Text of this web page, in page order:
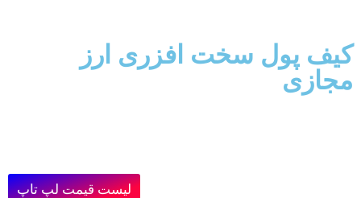
کیف پول سخت افزری ارز
مجازی
لیست قیمت لپ تاپ